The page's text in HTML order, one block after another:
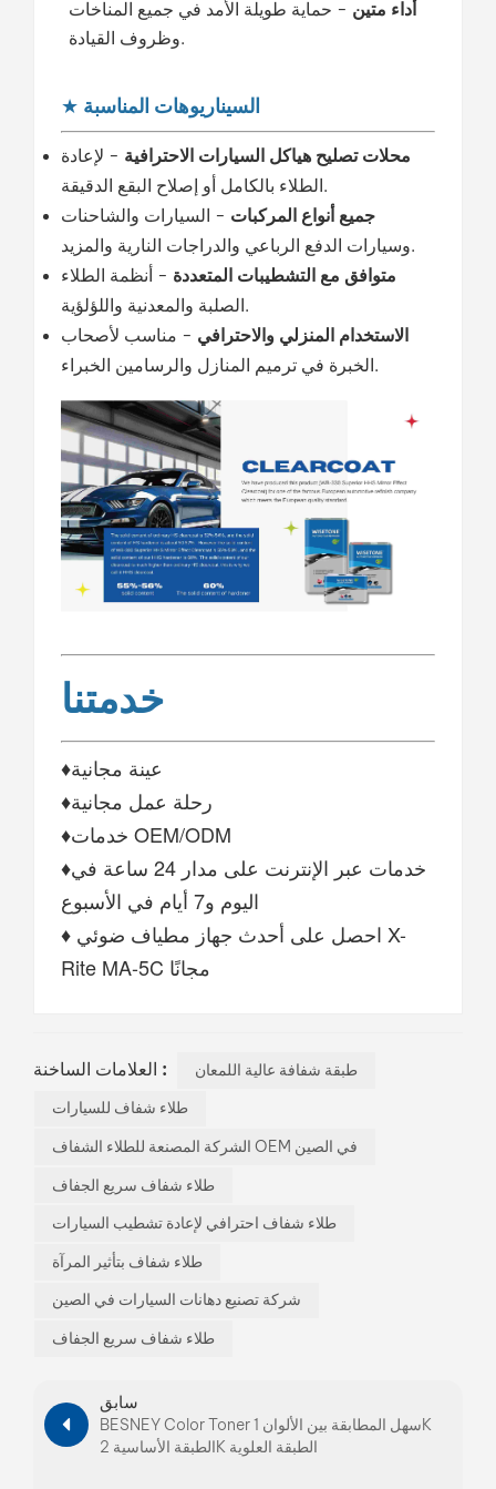
أداء متين - حماية طويلة الأمد في جميع المناخات
وظروف القيادة.
★ السيناريوهات المناسبة
محلات تصليح هياكل السيارات الاحترافية - لإعادة
الطلاء بالكامل أو إصلاح البقع الدقيقة.
جميع أنواع المركبات - السيارات والشاحنات
وسيارات الدفع الرباعي والدراجات النارية والمزيد.
متوافق مع التشطيبات المتعددة - أنظمة الطلاء
الصلبة والمعدنية واللؤلؤية.
الاستخدام المنزلي والاحترافي - مناسب لأصحاب
الخبرة في ترميم المنازل والرسامين الخبراء.
خدمتنا
♦عينة مجانية
♦رحلة عمل مجانية
♦خدمات OEM/ODM
♦خدمات عبر الإنترنت على مدار 24 ساعة في
اليوم و7 أيام في الأسبوع
♦ احصل على أحدث جهاز مطياف ضوئي X-
Rite MA-5C مجانًا
العلامات الساخنة :
طبقة شفافة عالية اللمعان
طلاء شفاف للسيارات
الشركة المصنعة للطلاء الشفاف OEM في الصين
طلاء شفاف سريع الجفاف
طلاء شفاف احترافي لإعادة تشطيب السيارات
طلاء شفاف بتأثير المرآة
شركة تصنيع دهانات السيارات في الصين
طلاء شفاف سريع الجفاف
سابق
BESNEY Color Toner سهل المطابقة بين الألوان 1K
الطبقة الأساسية 2K الطبقة العلوية